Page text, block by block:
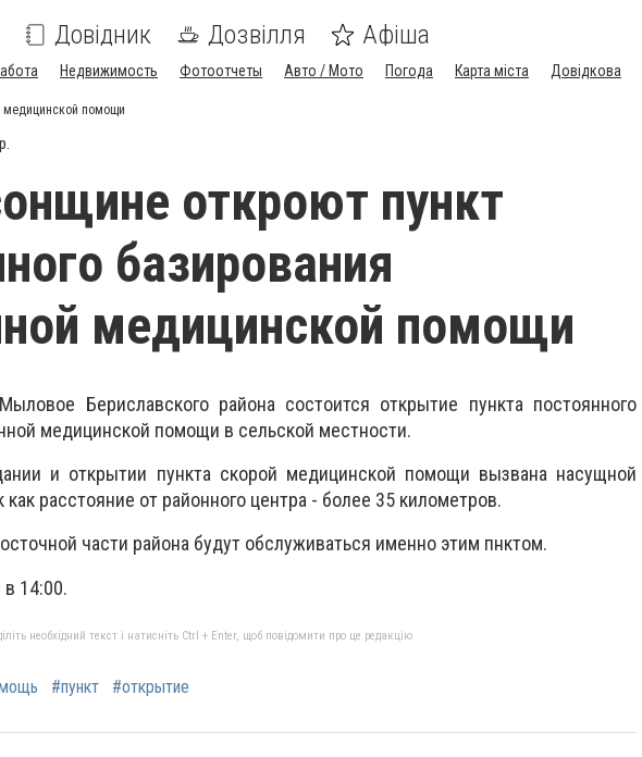
Довідник Дозвілля Афіша
Недвижимость Фотоотчеты Авто / Мото Погода Карта міста Довідкова
медицинской помощи
откроют пункт
базирования
медицинской помощи
Бериславского района состоится открытие пункта постоянного
медицинской помощи в сельской местности.
и открытии пункта скорой медицинской помощи вызвана насущной
расстояние от районного центра - более 35 километров.
части района будут обслуживаться именно этим пнктом.
14:00.
необхідний текст і натисніть Ctrl + Enter, щоб повідомити про це редакцію
#пункт #открытие